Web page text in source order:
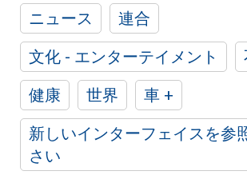
ニュース
連合
文化 - エンターテイメント
健康
世界
車 +
新しいインターフェイスを参
さい